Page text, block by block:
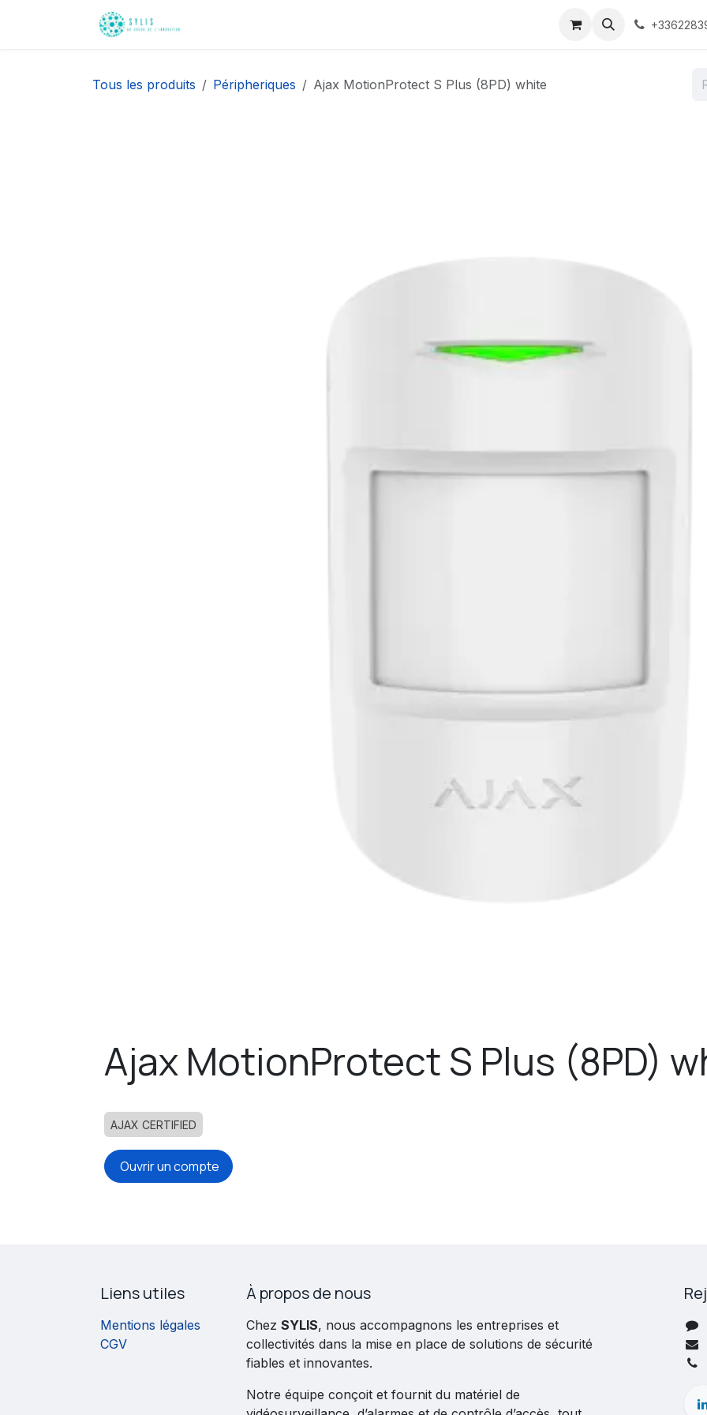
Se rendre au contenu
Contactez-nous
Tous les produits Péripheriques Ajax MotionProtect S Plus (8PD) white
Ajax MotionProtect S Plus (8PD)
AJAX CERTIFIED
Ouvrir un compte
À propos de nous
Chez SYLIS, nous accompagnons les entreprises et
collectivités dans la mise en place de solutions de sécurité
fiables et innovantes.
Notre équipe conçoit et fournit du matériel de
Liens utiles
Mentions légales
CGV